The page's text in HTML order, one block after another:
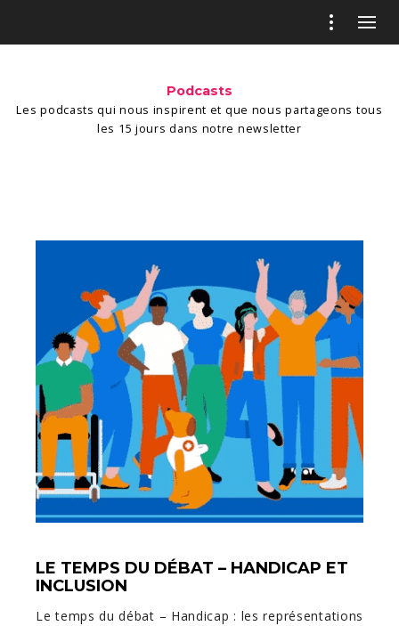
Podcasts
Les podcasts qui nous inspirent et que nous partageons tous
les 15 jours dans notre newsletter
LE TEMPS DU DÉBAT – HANDICAP ET
INCLUSION
Le temps du débat – Handicap : les représentations